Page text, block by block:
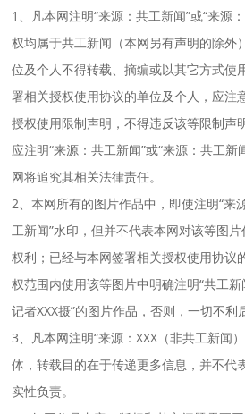
1、凡本网注明“来源：共工新闻”或“来源
权均属于共工新闻（本网另有声明的除外
位及个人不得转载、摘编或以其它方式使
署相关授权使用协议的单位及个人，应注
授权使用限制声明，不得违反该等限制声
应注明“来源：共工新闻”或“来源：共工新
网将追究其相关法律责任。
2、本网所有的图片作品中，即使注明“来
工新闻”水印，但并不代表本网对该等图
权利；已经与本网签署相关授权使用协议
权范围内使用该等图片中明确注明“共工新
记者XXX摄”的图片作品，否则，一切不利
3、凡本网注明“来源：XXX（非共工新闻
体，转载目的在于传递更多信息，并不代
实性负责。